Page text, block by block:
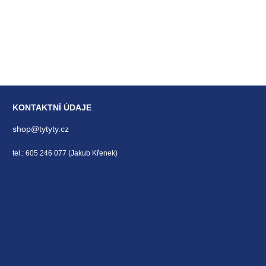
KONTAKTNÍ ÚDAJE
shop@tytyty.cz
tel.: 605 246 077 (Jakub Křenek)